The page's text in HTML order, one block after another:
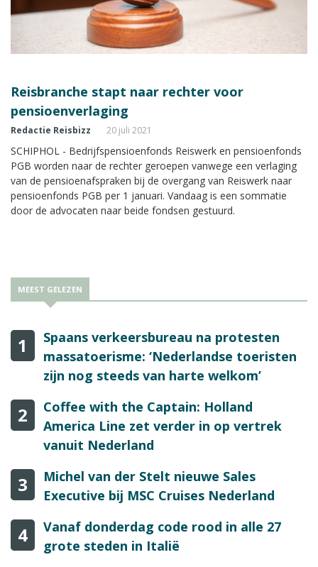
Reisbranche stapt naar rechter voor
pensioenverlaging
Redactie Reisbizz 20 juli 2021
SCHIPHOL - Bedrijfspensioenfonds Reiswerk en pensioenfonds
PGB worden naar de rechter geroepen vanwege een verlaging
van de pensioenafspraken bij de overgang van Reiswerk naar
pensioenfonds PGB per 1 januari. Vandaag is een sommatie
door de advocaten naar beide fondsen gestuurd.
MEEST GELEZEN
1
Spaans verkeersbureau na protesten
massatoerisme: ‘Nederlandse toeristen
zijn nog steeds van harte welkom’
2
Coffee with the Captain: Holland
America Line zet verder in op vertrek
vanuit Nederland
3
Michel van der Stelt nieuwe Sales
Executive bij MSC Cruises Nederland
4
Vanaf donderdag code rood in alle 27
grote steden in Italië